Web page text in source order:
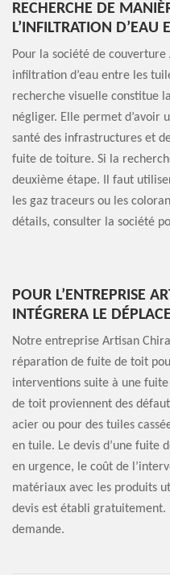
RECHERCHE DE
L’INFILTRATION D’EAU
Pour la société de
infiltration d’eau entre les
recherche visuelle constitue
négliger. Elle permet d’avoir
santé des infrastructures et
fuite de toiture. Si la
deuxième étape. Il faut
les gaz traceurs ou les
détails, consulter la société
POUR L’ENTREPRISE
INTÉGRERA LE
Notre entreprise Artisan
réparation de fuite de toit
interventions suite à une
de toit proviennent des
acier ou pour des tuiles
en tuile. Le devis d’une fuite
en urgence, le coût de
matériaux avec les produits
devis est établi gratuitement.
demande.